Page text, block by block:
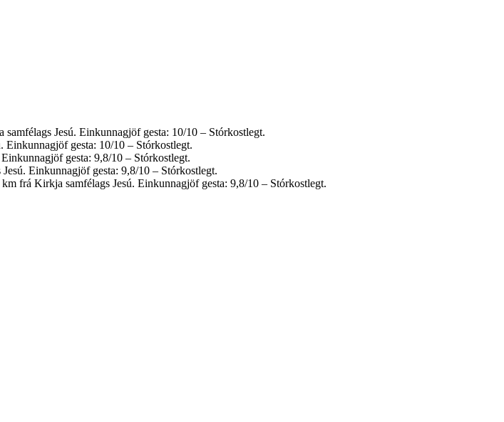
Jesú. Einkunnagjöf gesta: 10/10 – Stórkostlegt.
gesta: 10/10 – Stórkostlegt.
gesta: 9,8/10 – Stórkostlegt.
Einkunnagjöf gesta: 9,8/10 – Stórkostlegt.
frá Kirkja samfélags Jesú. Einkunnagjöf gesta: 9,8/10 – Stórkostlegt.